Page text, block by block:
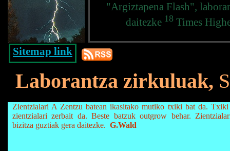
"Argiztapena Flash",
daitezke 18Times
Sitemap link
Laborantza zirkuluak,
Zientzialari A Zentzu batean ikasitako mutiko txiki bat da. Txiki
zientzialari zerbait da. Beste batzuk outgrow behar.
bizitza guztiak gera daitezke. G.Wald